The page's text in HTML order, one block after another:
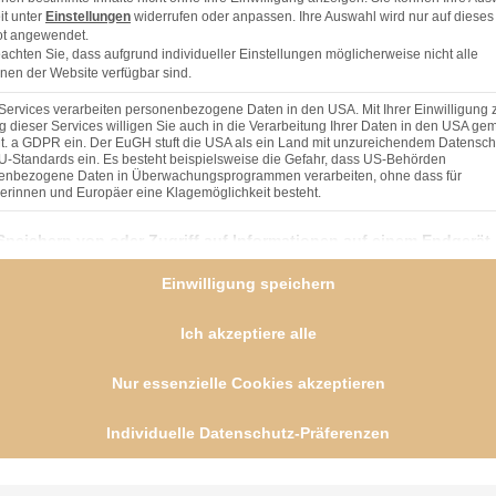
in einen Blender geben und ganz fein
verrühren, bis sie eben so vermischt ist.
mit Blaubeeren und einem Klecks Sahne
unter Einstellungen widerrufen oder anpassen. Ihre Auswahl wird nur auf dieses
angewendet.
Sie, dass aufgrund individueller Einstellungen möglicherweise nicht alle
der Website verfügbar sind.
verarbeiten personenbezogene Daten in den USA. Mit Ihrer Einwilligung
dieser Services willigen Sie auch in die Verarbeitung Ihrer Daten in den USA
a GDPR ein. Der EuGH stuft die USA als ein Land mit unzureichendem
Standards ein. Es besteht beispielsweise die Gefahr, dass US-Behörden
Daten in Überwachungsprogrammen verarbeiten, ohne dass für
und Europäer eine Klagemöglichkeit besteht.
finden Sie eine Liste der Zwecke des IAB Transparency and Consent Framework
von oder Zugriff auf Informationen auf einem Endgerät
Vendoren)
Personalisierte Werbung und Inhalte, Messung von Werbeleistung
Entwicklung und Verbesserung von Angeboten
Geräte anhand von aktiv angeforderten Informationen
Vendoren)
Einwilligung speichern
Ich akzeptiere alle
Nur essenzielle Cookies akzeptieren
Individuelle Datenschutz-Präferenzen